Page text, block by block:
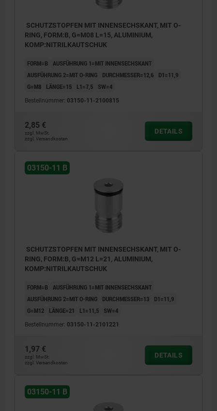
Form A: mit Innensechskant, ohne O-Ring
Form B: mit Innensechskant, mit O-Ring
Form C: mit Schlitz, mit O-Ring
SCHUTZSTOPFEN MIT INNENSECHSKANT, MIT O-
RING, FORM:B, G=M08 L=15, ALUMINIUM,
KOMP:NITRILKAUTSCHUK
FORM=B AUSFÜHRUNG 1=MIT INNENSECHSKANT
AUSFÜHRUNG 2=MIT O-RING
DURCHMESSER=12,6
D1=11,9
G=M8
LÄNGE=15 L1=7,5 SW=4
Bestellnummer: 03150-11-2100815
2,85 €
zzgl. MwSt.
zzgl. Versandkosten
DETAILS
03150-11 B
SCHUTZSTOPFEN MIT INNENSECHSKANT, MIT O-
RING, FORM:B, G=M12 L=21, ALUMINIUM,
KOMP:NITRILKAUTSCHUK
FORM=B AUSFÜHRUNG 1=MIT INNENSECHSKANT
AUSFÜHRUNG 2=MIT O-RING
DURCHMESSER=13
D1=11,9
G=M12
LÄNGE=21 L1=11,5 SW=4
Bestellnummer: 03150-11-2101221
1,97 €
zzgl. MwSt.
zzgl. Versandkosten
DETAILS
03150-11 B